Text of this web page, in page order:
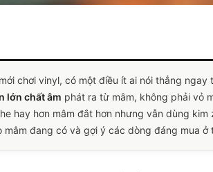
chơi vinyl, có một điều ít ai nói thẳng ngay
lớn chất âm phát ra từ mâm, không phải vỏ
hay hơn mâm đắt hơn nhưng vẫn dùng
mâm đang có và gợi ý các dòng đáng mua ở